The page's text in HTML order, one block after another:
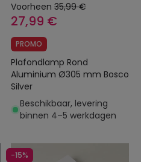
Voorheen 35,99 €
27,99 €
PROMO
Plafondlamp Rond
Aluminium Ø305 mm Bosco
Silver
Beschikbaar, levering
binnen 4–5 werkdagen
-15%